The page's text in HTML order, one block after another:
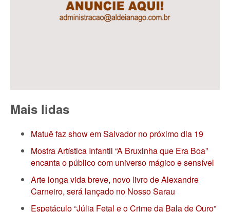
Mais lidas
Matuê faz show em Salvador no próximo dia 19
Mostra Artística Infantil “A Bruxinha que Era Boa”
encanta o público com universo mágico e sensível
Arte longa vida breve, novo livro de Alexandre
Carneiro, será lançado no Nosso Sarau
Espetáculo “Júlia Fetal e o Crime da Bala de Ouro”